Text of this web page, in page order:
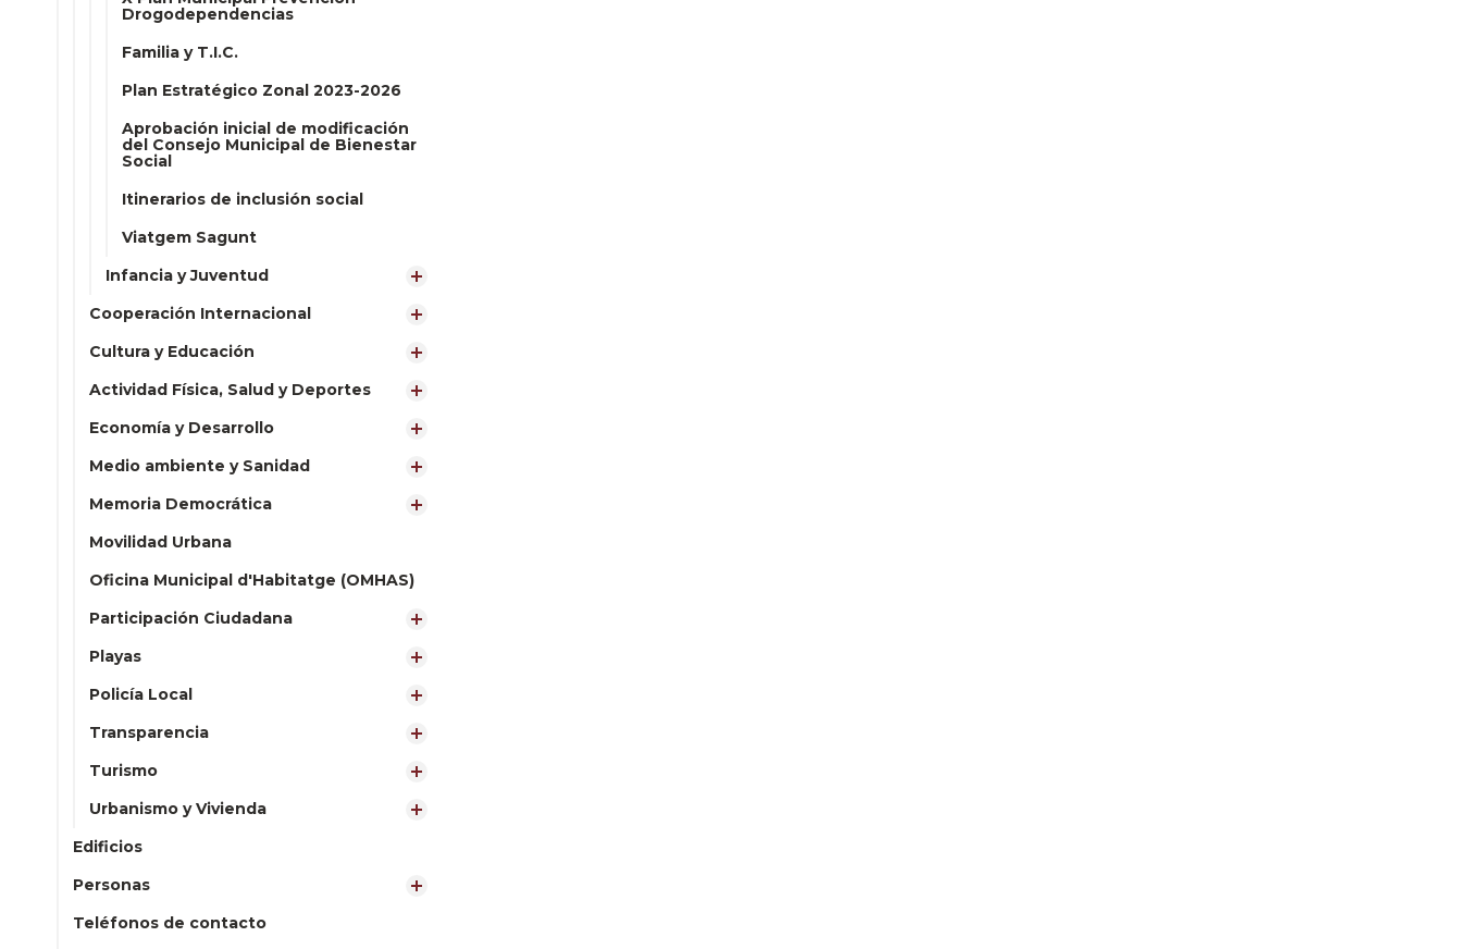
Drogodependencias
Familia y T.I.C.
Plan Estratégico Zonal 2023-2026
Aprobación inicial de modificación
del Consejo Municipal de Bienestar
Social
Itinerarios de inclusión social
Viatgem Sagunt
Infancia y Juventud
Cooperación Internacional
Cultura y Educación
Actividad Física, Salud y Deportes
Economía y Desarrollo
Medio ambiente y Sanidad
Memoria Democrática
Movilidad Urbana
Oficina Municipal d'Habitatge (OMHAS)
Participación Ciudadana
Playas
Policía Local
Transparencia
Turismo
Urbanismo y Vivienda
Edificios
Personas
Teléfonos de contacto